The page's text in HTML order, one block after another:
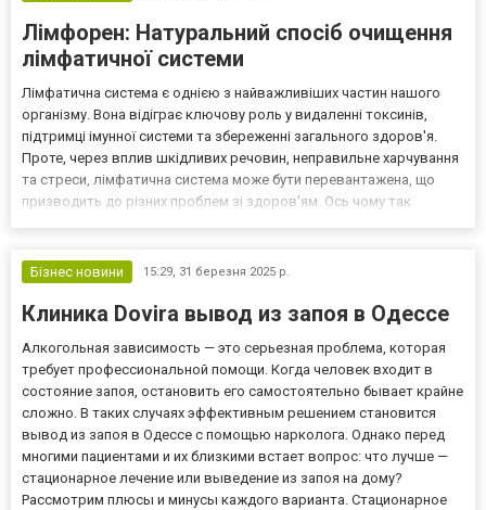
Лімфорен: Натуральний спосіб очищення
лімфатичної системи
Лімфатична система є однією з найважливіших частин нашого
організму. Вона відіграє ключову роль у видаленні токсинів,
підтримці імунної системи та збереженні загального здоров'я.
Проте, через вплив шкідливих речовин, неправильне харчування
та стреси, лімфатична система може бути перевантажена, що
призводить до різних проблем зі здоров'ям. Ось чому так
Бізнес новини
15:29, 31 березня 2025 р.
Клиника Dovira вывод из запоя в Одессе
Алкогольная зависимость — это серьезная проблема, которая
требует профессиональной помощи. Когда человек входит в
состояние запоя, остановить его самостоятельно бывает крайне
сложно. В таких случаях эффективным решением становится
вывод из запоя в Одессе с помощью нарколога. Однако перед
многими пациентами и их близкими встает вопрос: что лучше —
стационарное лечение или выведение из запоя на дому?
Рассмотрим плюсы и минусы каждого варианта. Стационарное